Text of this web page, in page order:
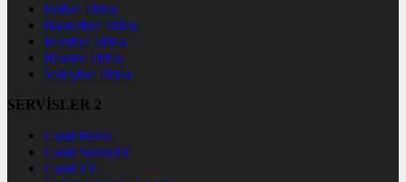
Futbol İddaa
Basketbol İddaa
Hentbol İddaa
Bilardo İddaa
Voleybol İddaa
SERVİSLER 2
Canlı Borsa
Canlı Sonuçlar
Canlı TV